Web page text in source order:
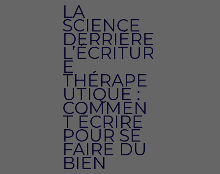
LA
SCIENCE
DERRIÈRE
L’ÉCRITUR
E
THÉRAPE
UTIQUE :
COMMEN
T ÉCRIRE
POUR SE
FAIRE DU
BIEN